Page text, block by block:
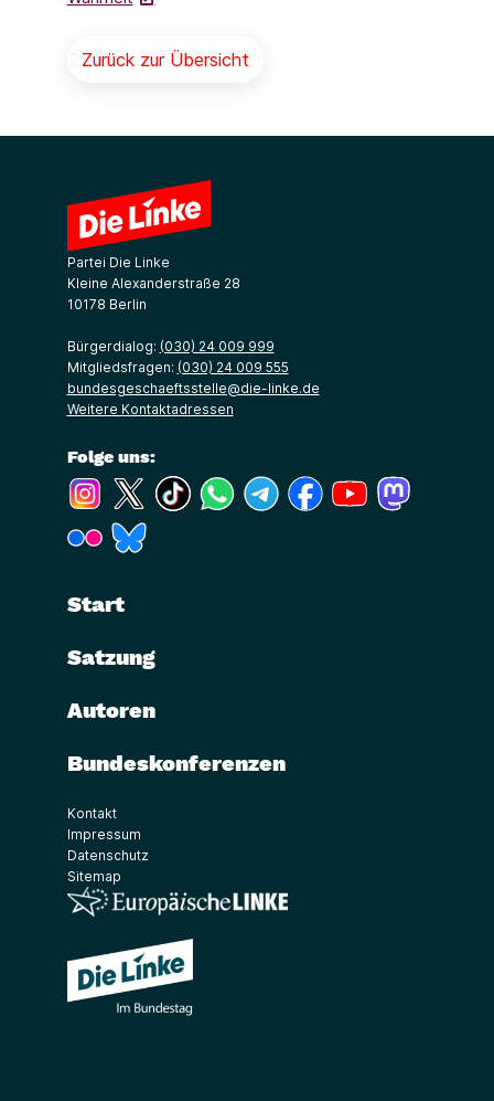
Zurück zur Übersicht
Partei Die Linke
Kleine Alexanderstraße 28
10178 Berlin
Bürgerdialog: (030) 24 009 999
Mitgliedsfragen: (030) 24 009 555
bundesgeschaeftsstelle@die-linke.de
Weitere Kontaktadressen
Folge uns:
(Link öffnet ein neues Fenster)
(Link öffnet ein neues Fenster)
(Link öffnet ein neues Fenster)
(Link öffnet ein neues Fenster)
(Link öffnet ein neues Fenster)
(Link öffnet ein neues
(Link öffnet ein
(Link öffnet ein neues Fenster)
Start
Satzung
Autoren
Bundeskonferenzen
Kontakt
Impressum
Datenschutz
Sitemap
(Link öffnet ein neues Fenster)